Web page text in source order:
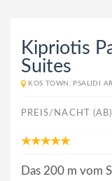
Kipriotis
Suites
KOS TOWN, PSALIDI
PREIS/NACHT (AB)
Das 200 m vom